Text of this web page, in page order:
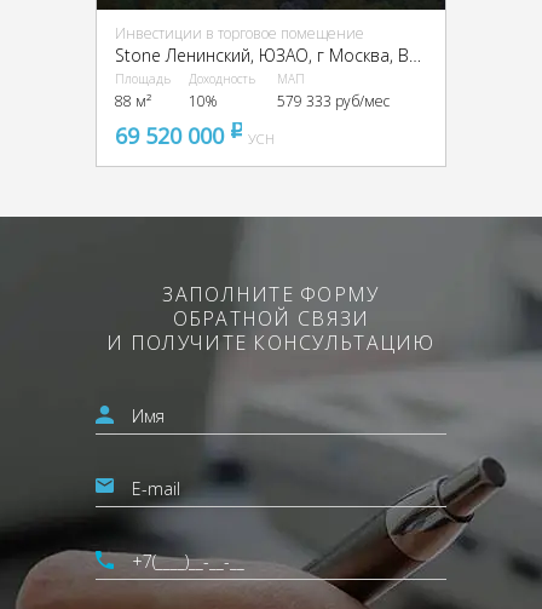
Инвестиции в торговое помещение
Stone Ленинский, ЮЗАО, г Москва, Вавилова ул., вл. 11, 13А
Площадь
88 м²
Доходность
10%
МАП
579 333 руб/мес
69 520 000 pуб
УСН
ЗАПОЛНИТЕ ФОРМУ
ОБРАТНОЙ СВЯЗИ
И ПОЛУЧИТЕ КОНСУЛЬТАЦИЮ